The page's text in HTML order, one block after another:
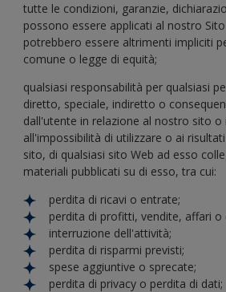
tutte le condizioni, garanzie,
possono essere applicati al nostro
potrebbero essere altrimenti impliciti
comune o legge di equità;
qualsiasi responsabilità per qualsiasi
diretto, speciale, indiretto o
dall'utente in relazione al nostro sito o
all'impossibilità di utilizzare o ai
sito, di qualsiasi sito Web ad esso
materiali pubblicati su di esso, tra cui:
perdita di ricavi o entrate;
perdita di profitti, vendite, affari o
interruzione dell'attività;
perdita di risparmi previsti;
spese aggiuntive o sprecate;
perdita di privacy o perdita di dati;